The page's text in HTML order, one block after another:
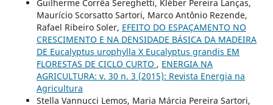
Guilherme Corrêa Sereghetti, Kléber Pereira Lanças,
Maurício Scorsatto Sartori, Marco Antônio Rezende,
Rafael Ribeiro Soler, EFEITO DO ESPAÇAMENTO NO
CRESCIMENTO E NA DENSIDADE BÁSICA DA MADEIRA
DE Eucalyptus urophylla X Eucalyptus grandis EM
FLORESTAS DE CICLO CURTO , ENERGIA NA
AGRICULTURA: v. 30 n. 3 (2015): Revista Energia na
Agricultura
Stella Vannucci Lemos, Maria Márcia Pereira Sartori,